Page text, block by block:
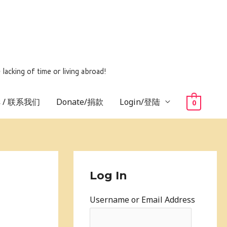
of time or living abroad!
联系我们 Donate/捐款 Login/登陆 0
Log In
Username or Email Address